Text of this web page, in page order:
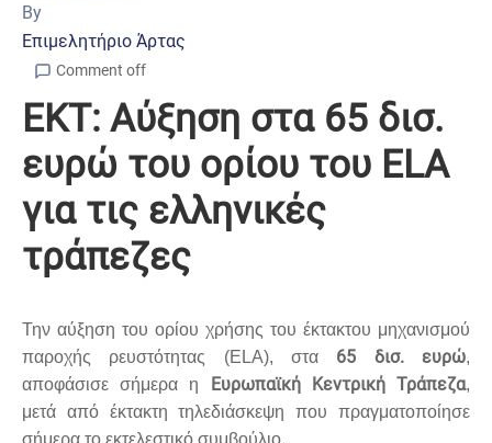
By
Επιμελητήριο Άρτας
Comment off
ΕΚΤ: Αύξηση στα 65 δισ.
ευρώ του ορίου του ELA
για τις ελληνικές
τράπεζες
Την αύξηση του ορίου χρήσης του έκτακτου μηχανισμού
παροχής ρευστότητας (ELA), στα 65 δισ. ευρώ,
αποφάσισε σήμερα η Ευρωπαϊκή Κεντρική Τράπεζα,
μετά από έκτακτη τηλεδιάσκεψη που πραγματοποίησε
σήμερα το εκτελεστικό συμβούλιο.